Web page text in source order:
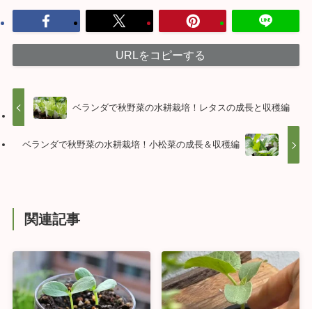
URLをコピーする
ベランダで秋野菜の水耕栽培！レタスの成長と収穫編
ベランダで秋野菜の水耕栽培！小松菜の成長＆収穫編
関連記事